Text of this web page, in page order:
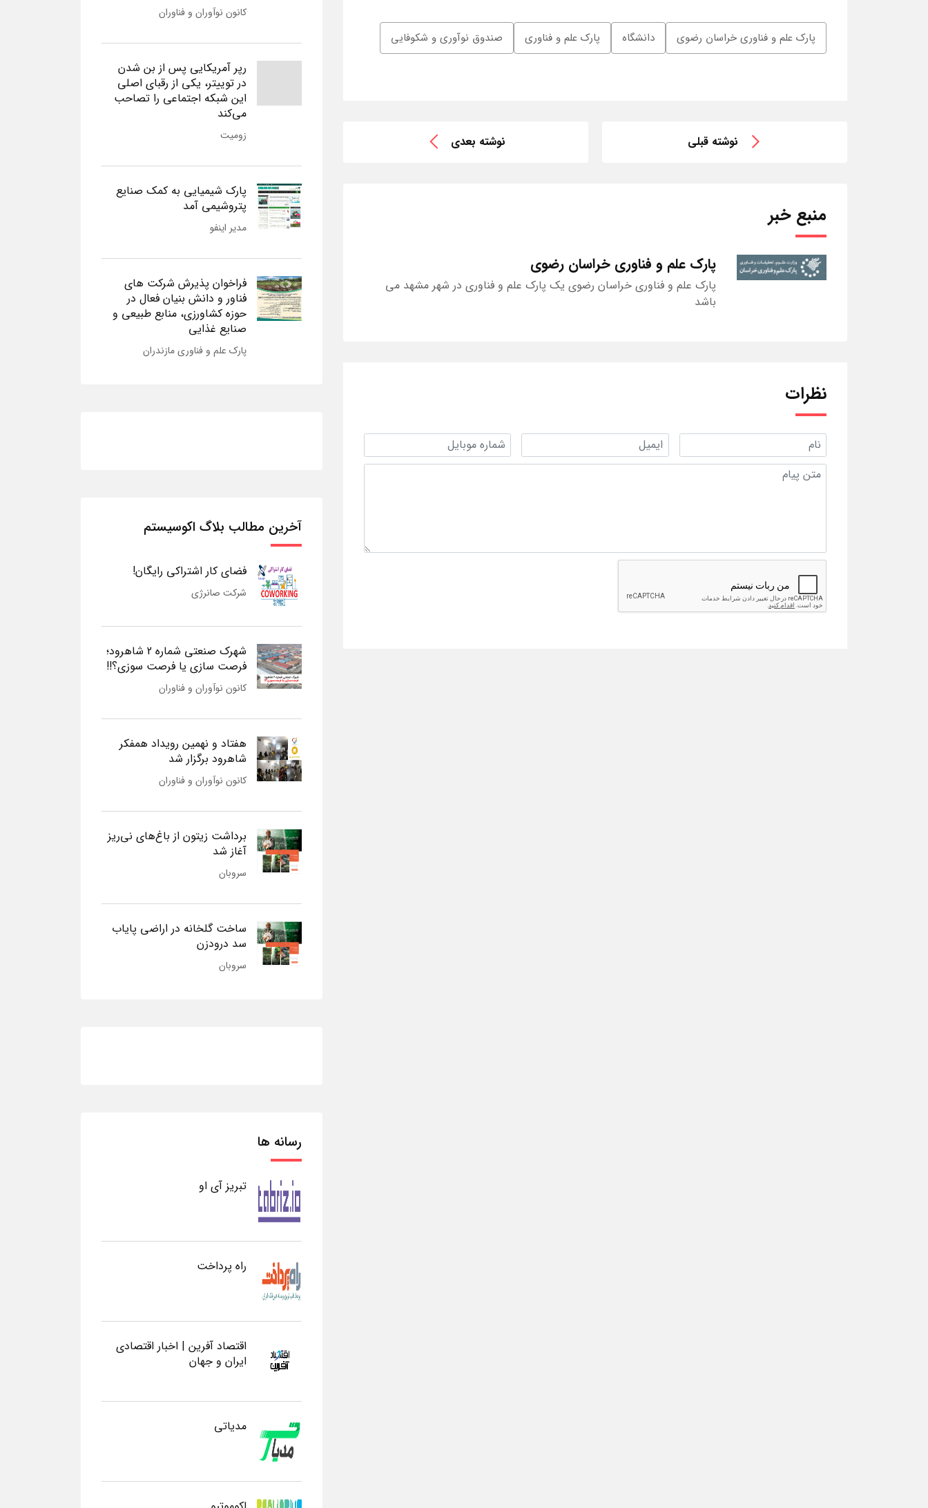
پارک علم و فناوری خراسان رضوی دانشگاه پارک علم و فناوری صندوق نوآوری و شکوفایی
نوشته قبلی نوشته بعدی
منبع خبر
پارک علم و فناوری خراسان رضوی
پارک علم و فناوری خراسان رضوی یک پارک علم و فناوری در شهر مشهد می
باشد
نظرات
کانون نوآوران و فناوران
رپر آمریکایی پس از بن شدن
در توییتر، یکی از رقبای اصلی
این شبکه اجتماعی را تصاحب
می‌کند
زومیت
پارک شیمیایی به کمک صنایع
پتروشیمی آمد
مدیر اینفو
فراخوان پذیرش شرکت های
فناور و دانش بنیان فعال در
حوزه کشاورزی، منابع طبیعی و
صنایع غذایی
پارک علم و فناوری مازندران
آخرین مطالب بلاگ اکوسیستم
فضای کار اشتراکی رایگان!
شرکت صانرژی
شهرک صنعتی شماره 2 شاهرود؛
فرصت سازی یا فرصت سوزی؟!!
کانون نوآوران و فناوران
هفتاد و نهمین رویداد همفکر
شاهرود برگزار شد
کانون نوآوران و فناوران
برداشت زیتون از باغ‌های نی‌ریز
آغاز شد
سروبان
ساخت گلخانه در اراضی پایاب
سد درودزن
سروبان
رسانه ها
تبریز آی او
راه پرداخت
اقتصاد آفرین | اخبار اقتصادی
ایران و جهان
مدیاتی